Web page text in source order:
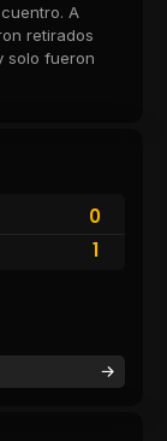
A
retirados
solo fueron
0
1